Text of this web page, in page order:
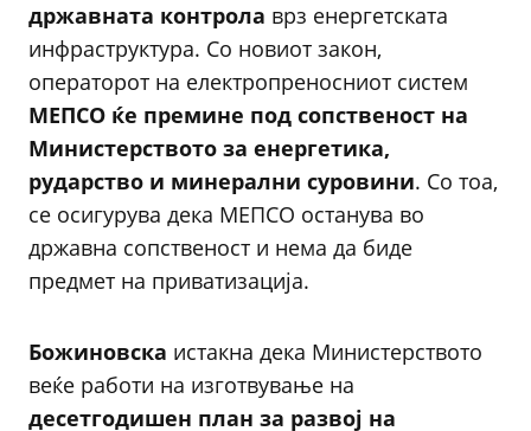
државната контрола врз енергетската
инфраструктура. Со новиот закон,
операторот на електропреносниот систем
МЕПСО ќе премине под сопственост на
Министерството за енергетика,
рударство и минерални суровини. Со тоа,
се осигурува дека МЕПСО останува во
државна сопственост и нема да биде
предмет на приватизација.
Божиновска истакна дека Министерството
веќе работи на изготвување на
десетгодишен план за развој на